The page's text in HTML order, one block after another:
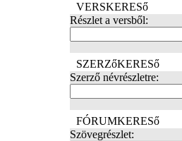
VERSKERESő
Részlet a versből:
SZERZőKERESő
Szerző névrészletre:
FÓRUMKERESő
Szövegrészlet: